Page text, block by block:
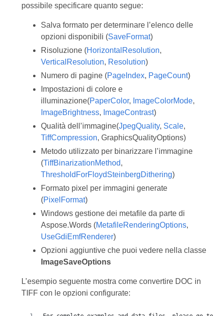
possibile specificare quanto segue:
Salva formato per determinare l’elenco delle
opzioni disponibili (SaveFormat)
Risoluzione (HorizontalResolution,
VerticalResolution, Resolution)
Numero di pagine (PageIndex, PageCount)
Impostazioni di colore e
illuminazione(PaperColor, ImageColorMode,
ImageBrightness, ImageContrast)
Qualità dell’immagine(JpegQuality, Scale,
TiffCompression, GraphicsQualityOptions)
Metodo utilizzato per binarizzare l’immagine
(TiffBinarizationMethod,
ThresholdForFloydSteinbergDithering)
Formato pixel per immagini generate
(PixelFormat)
Windows gestione dei metafile da parte di
Aspose.Words (MetafileRenderingOptions,
UseGdiEmfRenderer)
Opzioni aggiuntive che puoi vedere nella classe
ImageSaveOptions
L’esempio seguente mostra come convertire DOC in
TIFF con le opzioni configurate: